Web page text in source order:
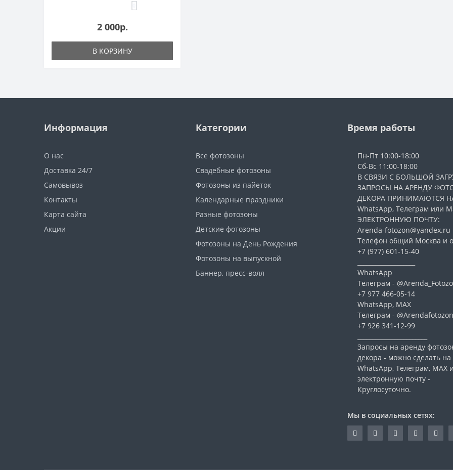
2 000р.
В КОРЗИНУ
Информация
О нас
Доставка 24/7
Самовывоз
Контакты
Карта сайта
Акции
Категории
Все фотозоны
Свадебные фотозоны
Фотозоны из пайеток
Календарные праздники
Разные фотозоны
Детские фотозоны
Фотозоны на День Рождения
Фотозоны на выпускной
Баннер, пресс-волл
Время работы
Пн-Пт 10:00-18:00
Сб-Вс 11:00-18:00
В СВЯЗИ С БОЛЬШОЙ
ЗАПРОСЫ НА АРЕНДУ
ДЕКОРА ПРИНИМАЮТСЯ
WhatsApp, Телеграм или
ЭЛЕКТРОННУЮ ПОЧТУ:
Arenda-fotozon@yandex.ru
Телефон общий Москва и
+7 (977) 601-15-40
WhatsApp
Телеграм -
+7 977 466-05-14
WhatsApp, МАХ
Телеграм -
+7 926 341-12-99
Запросы на аренду
декора - можно сделать на
WhatsApp, Телеграм, МАХ
электронную почту -
Круглосуточно.
Мы в социальных сетях: